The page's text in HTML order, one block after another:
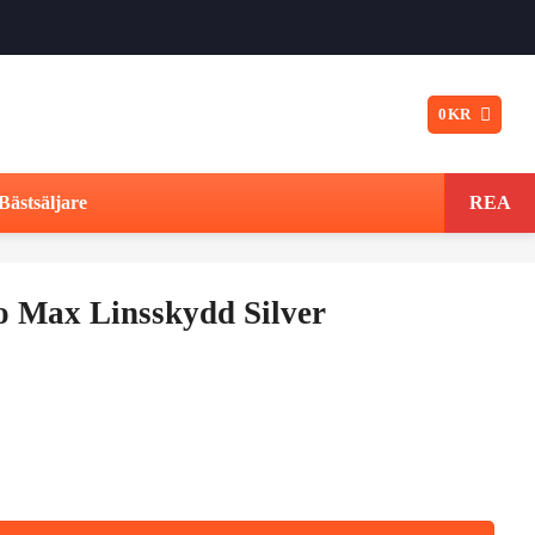
0KR
REA
Max Linsskydd Silver